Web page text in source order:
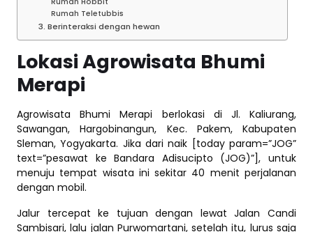
Rumah Teletubbis
3. Berinteraksi dengan hewan
Lokasi Agrowisata Bhumi
Merapi
Agrowisata Bhumi Merapi berlokasi di Jl. Kaliurang,
Sawangan, Hargobinangun, Kec. Pakem, Kabupaten
Sleman, Yogyakarta. Jika dari naik [today param=”JOG”
text=”pesawat ke Bandara Adisucipto (JOG)”], untuk
menuju tempat wisata ini sekitar 40 menit perjalanan
dengan mobil.
Jalur tercepat ke tujuan dengan lewat Jalan Candi
Sambisari, lalu jalan Purwomartani, setelah itu, lurus saja